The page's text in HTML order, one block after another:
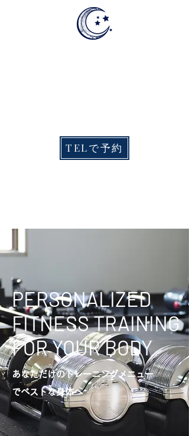
TELで予約
PERSONALIZED
FITNESS TRAINING
FOR YOUR BODY
あなただけのトレーニングメニュー
でベストな身体へ